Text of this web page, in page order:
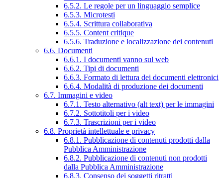
6.5.2. Le regole per un linguaggio semplice
6.5.3. Microtesti
6.5.4. Scrittura collaborativa
6.5.5. Content critique
6.5.6. Traduzione e localizzazione dei contenuti
6.6. Documenti
6.6.1. I documenti vanno sul web
6.6.2. Tipi di documenti
6.6.3. Formato di lettura dei documenti elettronici
6.6.4. Modalità di produzione dei documenti
6.7. Immagini e video
6.7.1. Testo alternativo (alt text) per le immagini
6.7.2. Sottotitoli per i video
6.7.3. Trascrizioni per i video
6.8. Proprietà intellettuale e privacy
6.8.1. Pubblicazione di contenuti prodotti dalla
Pubblica Amministrazione
6.8.2. Pubblicazione di contenuti non prodotti
dalla Pubblica Amministrazione
6.8.3. Consenso dei soggetti ritratti